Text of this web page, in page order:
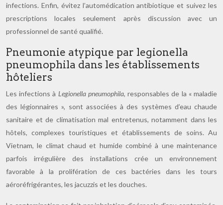
infections. Enfin, évitez l’automédication antibiotique et suivez les
prescriptions locales seulement après discussion avec un
professionnel de santé qualifié.
Pneumonie atypique par legionella
pneumophila dans les établissements
hôteliers
Les infections à Legionella pneumophila, responsables de la « maladie
des légionnaires », sont associées à des systèmes d’eau chaude
sanitaire et de climatisation mal entretenus, notamment dans les
hôtels, complexes touristiques et établissements de soins. Au
Vietnam, le climat chaud et humide combiné à une maintenance
parfois irrégulière des installations crée un environnement
favorable à la prolifération de ces bactéries dans les tours
aéroréfrigérantes, les jacuzzis et les douches.